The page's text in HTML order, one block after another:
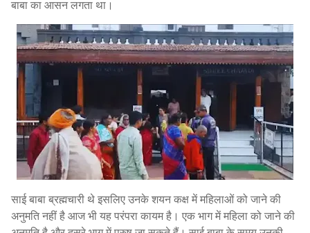
बाबा का आसन लगता था।
साई बाबा ब्रह्मचारी थे इसलिए उनके शयन कक्ष में महिलाओं को जाने की
अनुमति नहीं है आज भी यह परंपरा कायम है। एक भाग में महिला को जाने की